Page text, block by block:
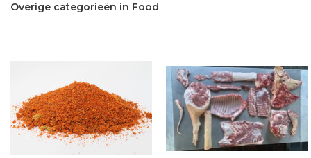
Overige categorieën in Food